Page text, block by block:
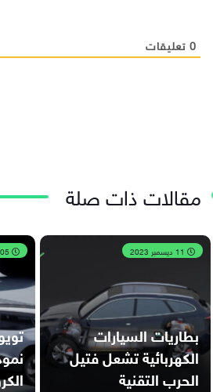
0 تعليقات
مقالات ذات صلة
بطاريات السيارات
الكهربائية تشعل فتيل
الحرب التقنية